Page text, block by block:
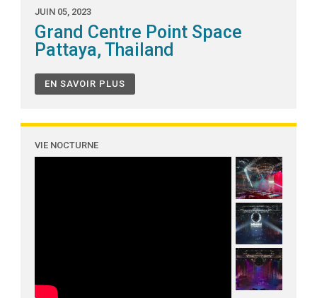
JUIN 05, 2023
Grand Centre Point Space
Pattaya, Thailand
EN SAVOIR PLUS
VIE NOCTURNE